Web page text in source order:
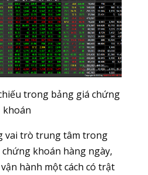
trong bảng giá chứng
khoán
vai trò trung tâm trong
khoán hàng ngày,
hành một cách có trật